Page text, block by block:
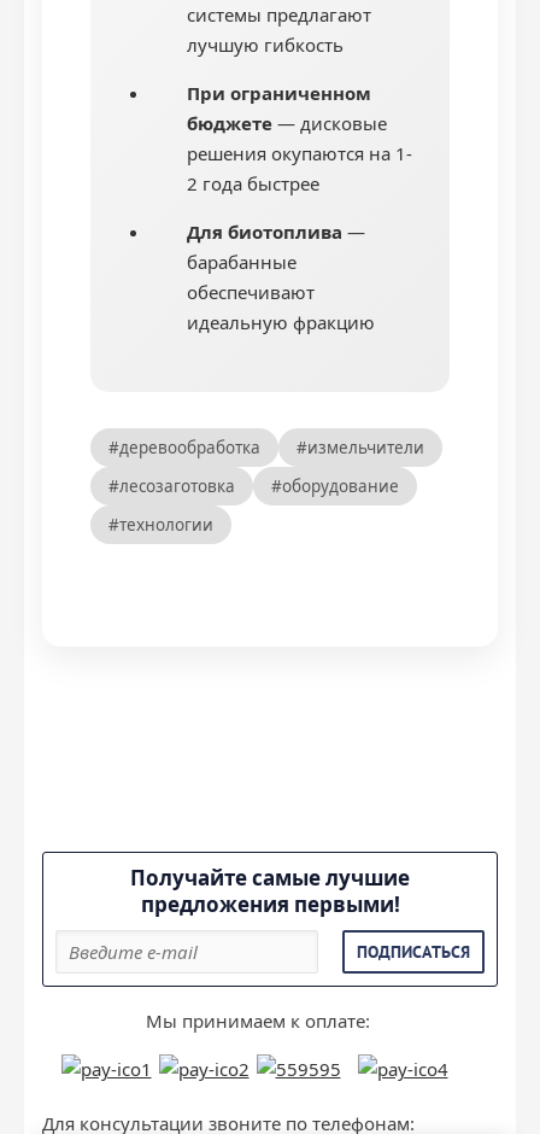
системы предлагают
лучшую гибкость
При ограниченном
бюджете — дисковые
решения окупаются на 1-
2 года быстрее
Для биотоплива —
барабанные
обеспечивают
идеальную фракцию
#деревообработка
#измельчители
#лесозаготовка
#оборудование
#технологии
Получайте самые лучшие
предложения первыми!
ПОДПИСАТЬСЯ
Мы принимаем к оплате:
Для консультации звоните по телефонам: